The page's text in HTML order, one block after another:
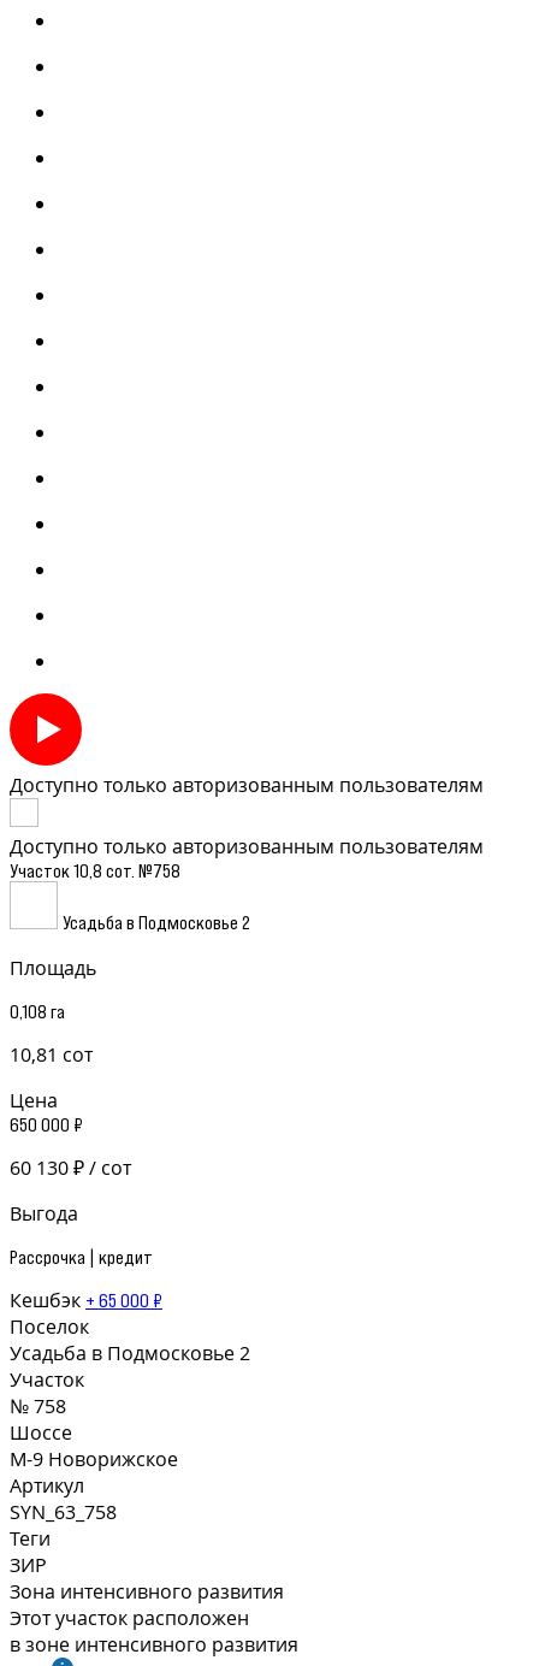
Доступно только авторизованным пользователям
Доступно только авторизованным пользователям
Участок 10,8 сот. №758
Усадьба в Подмосковье 2
Площадь
0,108 га
10,81 сот
Цена
650 000 ₽
60 130 ₽ / сот
Выгода
Рассрочка | кредит
Кешбэк + 65 000 ₽
Поселок
Усадьба в Подмосковье 2
Участок
№ 758
Шоссе
М-9 Новорижское
Артикул
SYN_63_758
Теги
ЗИР
Зона интенсивного развития
Этот участок расположен
в зоне интенсивного развития